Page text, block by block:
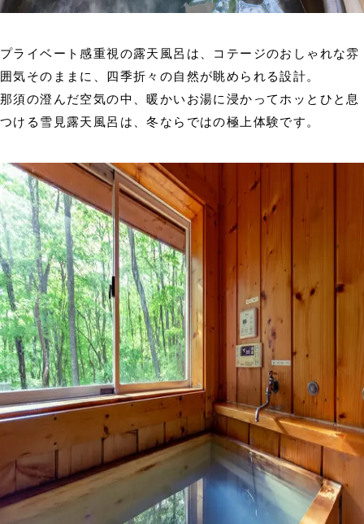
プライベート感重視の露天風呂は、コテージのおしゃれな雰
囲気そのままに、四季折々の自然が眺められる設計。
那須の澄んだ空気の中、暖かいお湯に浸かってホッとひと息
つける雪見露天風呂は、冬ならではの極上体験です。